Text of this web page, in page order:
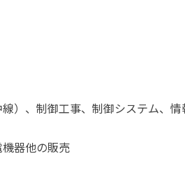
）、制御工事、制御システム、情
器他の販売